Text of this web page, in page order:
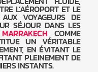
L’AÉROPORT ET LE
VOYAGEURS DE
SÉJOUR DANS LES
MARRAKECH COMME
UN VÉRITABLE
EN ÉVITANT LE
PLEINEMENT DE
INSTANTS.